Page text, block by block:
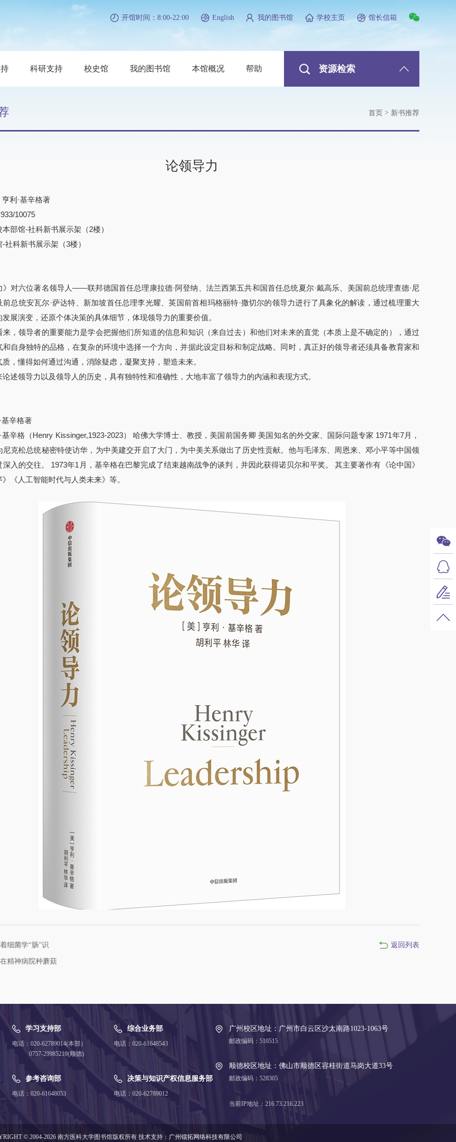
开馆时间：8:00-22:00 English 我的图书馆 学校主页 馆长信箱
资源检索
科研支持 校史馆 我的图书馆 本馆概况 帮助
首页 > 新书推荐
论领导力
利·基辛格著
10075
部馆-社科新书展示架（2楼）
社科新书展示架（3楼）
》对六位著名领导人——联邦德国首任总理康拉德·阿登纳、法兰西第五共和国首任总统夏尔·戴高乐、美国前总统理查德·尼
前总统安瓦尔·萨达特、新加坡首任总理李光耀、英国前首相玛格丽特·撒切尔的领导力进行了具象化的解读，通过梳理重大
发展演变，还原个体决策的具体细节，体现领导力的重要价值。
来，领导者的重要能力是学会把握他们所知道的信息和知识（来自过去）和他们对未来的直觉（本质上是不确定的），通过
和自身独特的品格，在复杂的环境中选择一个方向，并据此设定目标和制定战略。同时，真正好的领导者还须具备教育家和
，懂得如何通过沟通，消除疑虑，凝聚支持，塑造未来。
论述领导力以及领导人的历史，具有独特性和准确性，大地丰富了领导力的内涵和表现方式。
基辛格著
基辛格（Henry Kissinger,1923-2023） 哈佛大学博士、教授，美国前国务卿 美国知名的外交家、国际问题专家 1971年7月，
尼克松总统秘密特使访华，为中美建交开启了大门，为中美关系做出了历史性贡献。他与毛泽东、周恩来、邓小平等中国领
深入的交往。 1973年1月，基辛格在巴黎完成了结束越南战争的谈判，并因此获得诺贝尔和平奖。 其主要著作有《论中国》
》《人工智能时代与人类未来》等。
细菌学“肠”识
精神病院种蘑菇
返回列表
学习支持部
电话：020-62789014(本部）
0757-29985219(顺德)
综合业务部
电话：020-61648543
参考咨询部
电话：020-61648053
决策与知识产权信息服务部
电话：020-62789012
广州校区地址：广州市白云区沙太南路1023-1063号
邮政编码：510515
顺德校区地址：佛山市顺德区容桂街道马岗大道33号
邮政编码：528305
当前IP地址：216.73.216.223
© 2004-2026 南方医科大学图书馆版权所有 技术支持： 广州镭拓网络科技有限公司